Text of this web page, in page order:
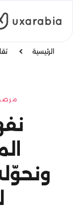
المحتوى
الرئيسية